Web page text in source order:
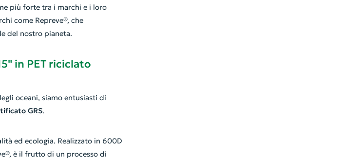
più forte tra i marchi e i loro
come Repreve®, che
del nostro pianeta.
in PET riciclato
oceani, siamo entusiasti di
GRS.
ed ecologia. Realizzato in 600D
è il frutto di un processo di